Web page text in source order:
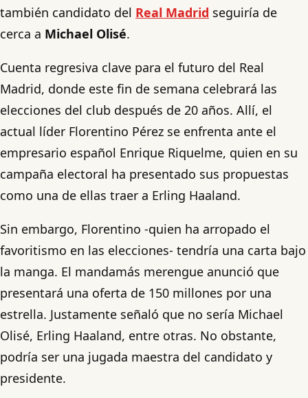
también candidato del Real Madrid seguiría de
cerca a Michael Olisé.
Cuenta regresiva clave para el futuro del Real
Madrid, donde este fin de semana celebrará las
elecciones del club después de 20 años. Allí, el
actual líder Florentino Pérez se enfrenta ante el
empresario español Enrique Riquelme, quien en su
campaña electoral ha presentado sus propuestas
como una de ellas traer a Erling Haaland.
Sin embargo, Florentino -quien ha arropado el
favoritismo en las elecciones- tendría una carta bajo
la manga. El mandamás merengue anunció que
presentará una oferta de 150 millones por una
estrella. Justamente señaló que no sería Michael
Olisé, Erling Haaland, entre otras. No obstante,
podría ser una jugada maestra del candidato y
presidente.